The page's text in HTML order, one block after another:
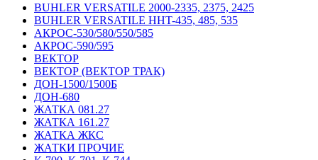
BUHLER VERSATILE 2000-2335, 2375, 2425
BUHLER VERSATILE HHT-435, 485, 535
АКРОС-530/580/550/585
АКРОС-590/595
ВЕКТОР
ВЕКТОР (ВЕКТОР ТРАК)
ДОН-1500/1500Б
ДОН-680
ЖАТКА 081.27
ЖАТКА 161.27
ЖАТКА ЖКС
ЖАТКИ ПРОЧИЕ